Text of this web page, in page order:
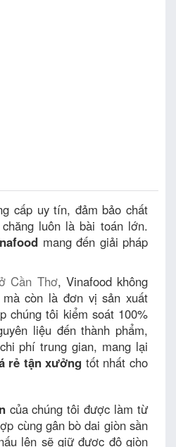
cấp uy tín, đảm bảo chất
luôn là bài toán lớn.
mang đến giải pháp
Cần Thơ, Vinafood không
còn là đơn vị sản xuất
chúng tôi kiểm soát 100%
liệu đến thành phẩm,
phí trung gian, mang lại
rẻ tận xưởng tốt nhất cho
của chúng tôi được làm từ
cùng gân bò dai giòn sần
lên sẽ giữ được độ giòn